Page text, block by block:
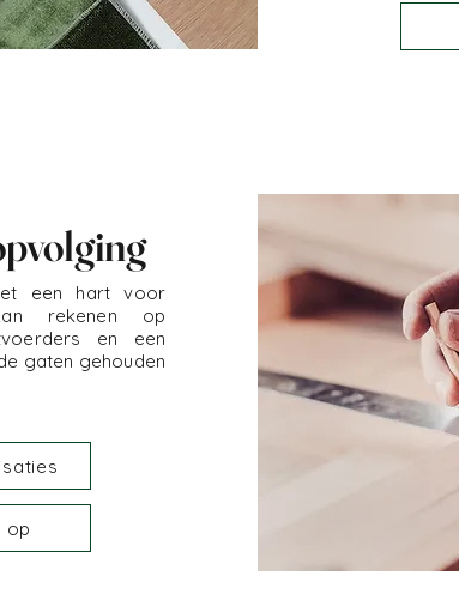
een hart voor
rekenen op
en een
gaten gehouden
op